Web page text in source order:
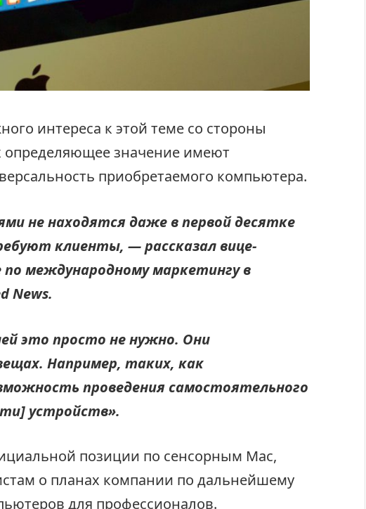
интереса к этой теме со стороны
определяющее значение имеют
приобретаемого компьютера.
не находятся даже в первой десятке
клиенты, — рассказал вице-
международному маркетингу в
News.
это просто не нужно. Они
Например, таких, как
проведения самостоятельного
устройств».
позиции по сенсорным Mac,
о планах компании по дальнейшему
для профессионалов.